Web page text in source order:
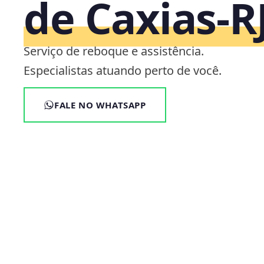
de
Serviço de reboque e assistência.
Especialistas atuando perto de você.
FALE NO WHATSAPP